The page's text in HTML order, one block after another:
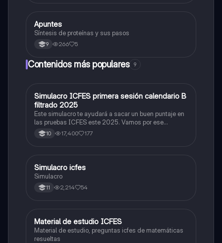
Biologia
Apuntes
Síntesis de proteínas y sus pasos
9 266 5
Contenidos más populares 9
ICFES: Matemáticas
Simulacro ICFES primera sesión calendario B
filtrado 2025
Este simulacro te ayudará a sacar un buen puntaje en
las pruebas ICFES este 2025. Vamos por ese
500/500. Y poder ser admitido en la universidad que
quieras, estudiar la carrera que quieres y no la que te
10 17,400 177
ICFES: Lectura Crítica
Simulacro icfes
Simulacro
11 2,214 54
ICFES: Matemáticas
Material de estudio ICFES
Material de estudio, preguntas icfes de matemáticas
resueltas